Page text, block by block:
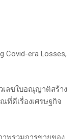
Covid-era Losses,
เลขใบอณุญาติสร้าง
ที่ดีเรื่องเศรษฐกิจ